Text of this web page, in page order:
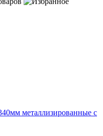
металлизированные с